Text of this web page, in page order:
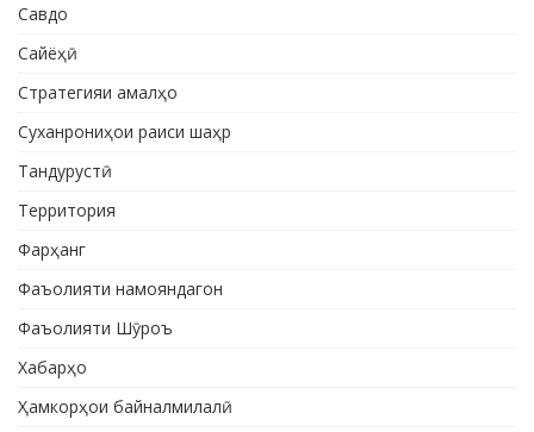
Савдо
Сайёҳӣ
Стратегияи амалҳо
Суханрониҳои раиси шаҳр
Тандурустӣ
Территория
Фарҳанг
Фаъолияти намояндагон
Фаъолияти Шӯроъ
Хабарҳо
Ҳамкорҳои байналмилалӣ